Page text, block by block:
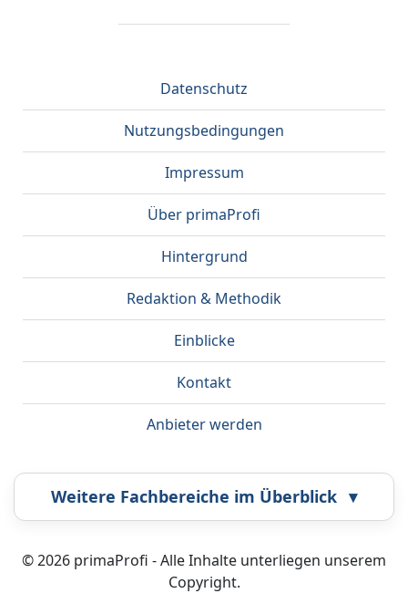
Datenschutz
Nutzungsbedingungen
Impressum
Über primaProfi
Hintergrund
Redaktion & Methodik
Einblicke
Kontakt
Anbieter werden
Weitere Fachbereiche im Überblick ▾
Airbrush Bestatter
© 2026 primaProfi - Alle Inhalte unterliegen unserem
Copyright.